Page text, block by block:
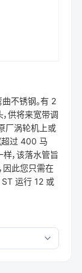
不锈钢。有 2
供将来宽带调
厂涡轮机上或
超过 400 马
，该落水管旨
因此您只需在
运行 12 或